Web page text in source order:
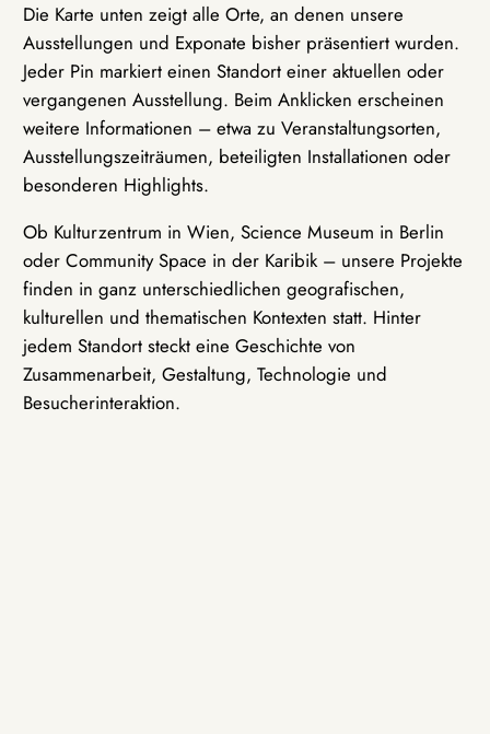
Die Karte unten zeigt alle Orte, an denen unsere
Ausstellungen und Exponate bisher präsentiert wurden.
Jeder Pin markiert einen Standort einer aktuellen oder
vergangenen Ausstellung. Beim Anklicken erscheinen
weitere Informationen – etwa zu Veranstaltungsorten,
Ausstellungszeiträumen, beteiligten Installationen oder
besonderen Highlights.
Ob Kulturzentrum in Wien, Science Museum in Berlin
oder Community Space in der Karibik – unsere Projekte
finden in ganz unterschiedlichen geografischen,
kulturellen und thematischen Kontexten statt. Hinter
jedem Standort steckt eine Geschichte von
Zusammenarbeit, Gestaltung, Technologie und
Besucherinteraktion.